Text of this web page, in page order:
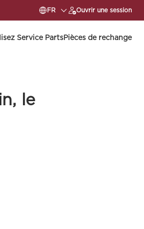
FR Ouvrir une session
Service PartsPièces de rechange
le